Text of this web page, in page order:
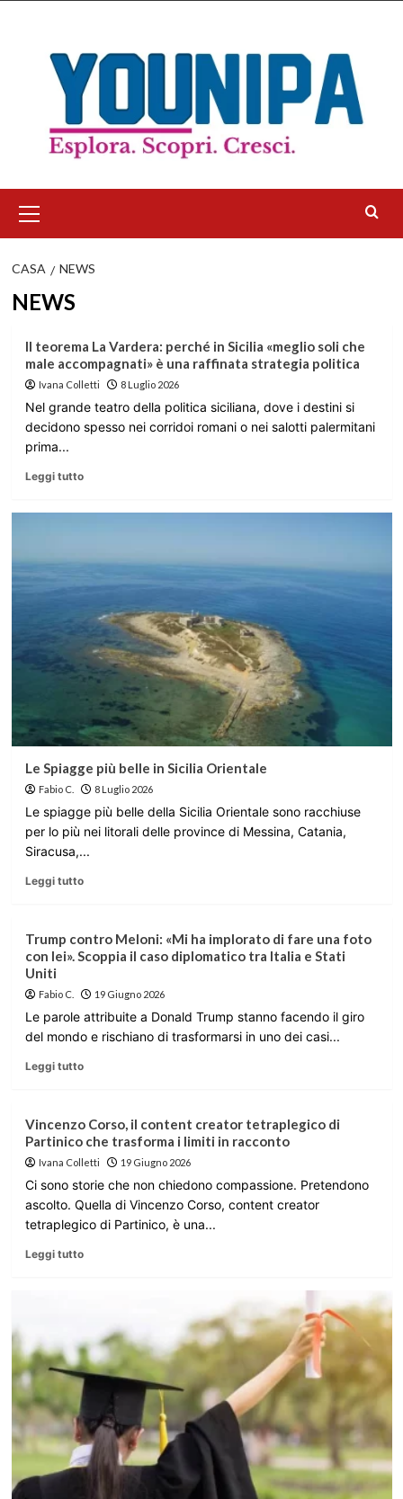
contenuto
principale
CASA NEWS
NEWS
Il teorema La Vardera: perché in Sicilia «meglio soli che
male accompagnati» è una raffinata strategia politica
Ivana Colletti 8 Luglio 2026
Nel grande teatro della politica siciliana, dove i destini si
decidono spesso nei corridoi romani o nei salotti palermitani
prima...
Leggi tutto
Le Spiagge più belle in Sicilia Orientale
Fabio C. 8 Luglio 2026
Le spiagge più belle della Sicilia Orientale sono racchiuse
per lo più nei litorali delle province di Messina, Catania,
Siracusa,...
Leggi tutto
Trump contro Meloni: «Mi ha implorato di fare una foto
con lei». Scoppia il caso diplomatico tra Italia e Stati
Uniti
Fabio C. 19 Giugno 2026
Le parole attribuite a Donald Trump stanno facendo il giro
del mondo e rischiano di trasformarsi in uno dei casi...
Leggi tutto
Vincenzo Corso, il content creator tetraplegico di
Partinico che trasforma i limiti in racconto
Ivana Colletti 19 Giugno 2026
Ci sono storie che non chiedono compassione. Pretendono
ascolto. Quella di Vincenzo Corso, content creator
tetraplegico di Partinico, è una...
Leggi tutto